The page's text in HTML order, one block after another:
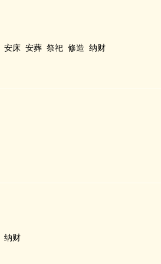
安床 安葬 祭祀 修造 纳财
纳财